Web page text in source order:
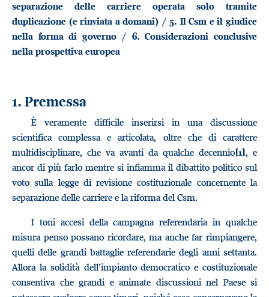
separazione delle carriere operata solo tramite
duplicazione (e rinviata a domani) / 5. Il Csm e il giudice
nella forma di governo / 6. Considerazioni conclusive
nella prospettiva europea
1. Premessa
È veramente difficile inserirsi in una discussione
scientifica complessa e articolata, oltre che di carattere
multidisciplinare, che va avanti da qualche decennio[1], e
ancor di più farlo mentre si infiamma il dibattito politico sul
voto sulla legge di revisione costituzionale concernente la
separazione delle carriere e la riforma del Csm.
I toni accesi della campagna referendaria in qualche
misura penso possano ricordare, ma anche far rimpiangere,
quelli delle grandi battaglie referendarie degli anni settanta.
Allora la solidità dell’impianto democratico e costituzionale
consentiva che grandi e animate discussioni nel Paese si